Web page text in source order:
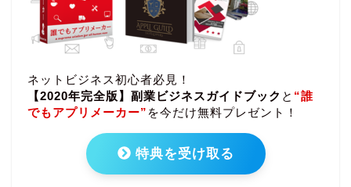
ネットビジネス初心者必見！
【2020年完全版】副業ビジネスガイドブック と “誰
でもアプリメーカー” を今だけ無料プレゼント！
特典を受け取る